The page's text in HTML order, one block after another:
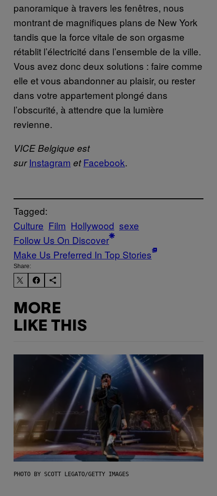
panoramique à travers les fenêtres, nous
montrant de magnifiques plans de New York
tandis que la force vitale de son orgasme
rétablit l’électricité dans l’ensemble de la ville.
Vous avez donc deux solutions : faire comme
elle et vous abandonner au plaisir, ou rester
dans votre appartement plongé dans
l’obscurité, à attendre que la lumière
revienne.
VICE Belgique est
sur Instagram et Facebook.
Tagged:
Culture Film Hollywood sexe
Follow Us On Discover
Make Us Preferred In Top Stories
Share:
MORE
LIKE THIS
PHOTO BY SCOTT LEGATO/GETTY IMAGES